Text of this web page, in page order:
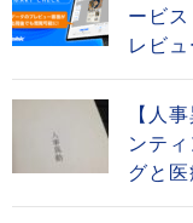
ービ
レビ
【人
ンテ
グと